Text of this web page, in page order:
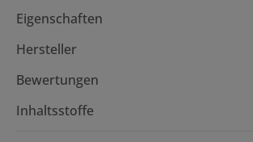
Eigenschaften
Hersteller
Bewertungen
Inhaltsstoffe